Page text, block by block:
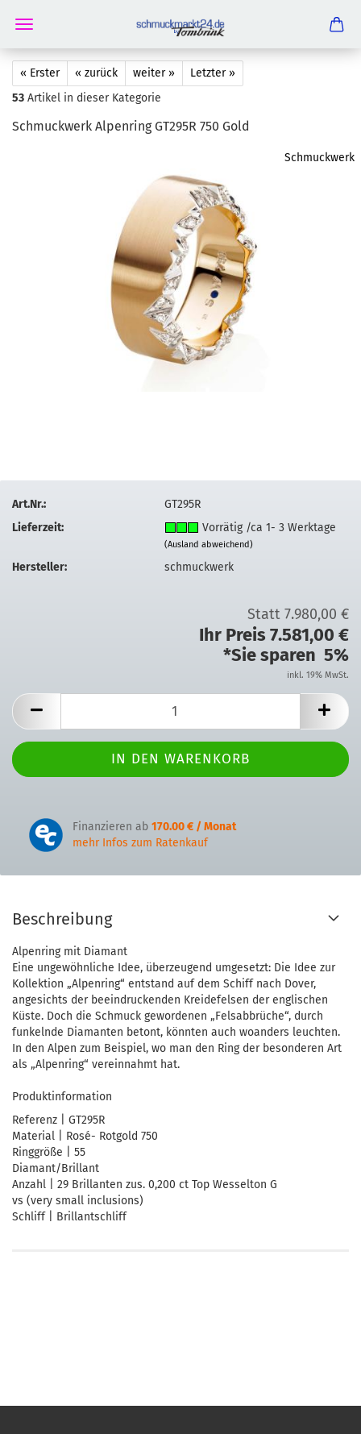
« Erster « zurück weiter »
Letzter »
53 Artikel in dieser Kategorie
Schmuck­werk Al­pen­ring GT295R 750 Gold
Schmuckwerk
Art.Nr.:
GT295R
Lieferzeit:
Vorrätig /ca 1- 3 Werktage
(Ausland abweichend)
Hersteller: schmuckwerk
Statt 7.980,00 €
Ihr Preis 7.581,00 €
*Sie sparen 5%
inkl. 19% MwSt.
Finanzieren ab 170.00 € / Monat
mehr Infos zum Ratenkauf
Beschreibung
Alpenring mit Diamant
Eine ungewöhnliche Idee, überzeugend umgesetzt: Die Idee zur
Kollektion „Alpenring“ entstand auf dem Schiff nach Dover,
angesichts der beeindruckenden Kreidefelsen der englischen
Küste. Doch die Schmuck gewordenen „Felsabbrüche“, durch
funkelnde Diamanten betont, könnten auch woanders leuchten.
In den Alpen zum Beispiel, wo man den Ring der besonderen Art
als „Alpenring“ vereinnahmt hat.
Produktinformation
Referenz | GT295R
Material | Rosé- Rotgold 750
Ringgröße | 55
Diamant/Brillant
Anzahl | 29 Brillanten zus. 0,200 ct Top Wesselton G
vs (very small inclusions)
Schliff | Brillantschliff